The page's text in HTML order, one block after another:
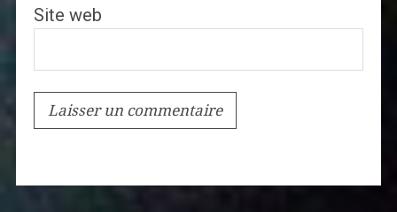
Site web